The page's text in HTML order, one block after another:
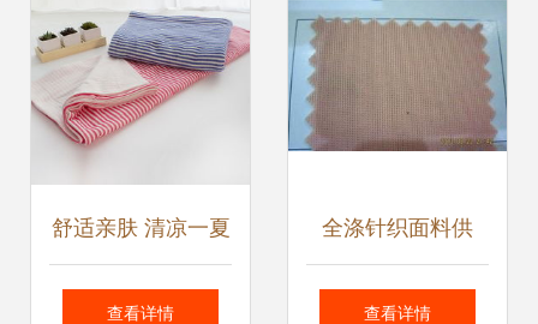
应用
舒适亲肤 清凉一夏
——梵天纯棉针织
查看详情
全涤针织面料供
应、批发与价格指
查看详情